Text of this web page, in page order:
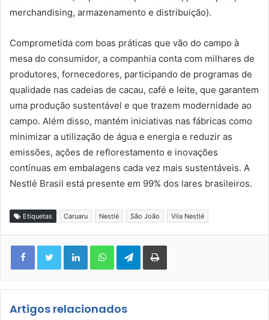
merchandising, armazenamento e distribuição).
Comprometida com boas práticas que vão do campo à
mesa do consumidor, a companhia conta com milhares de
produtores, fornecedores, participando de programas de
qualidade nas cadeias de cacau, café e leite, que garantem
uma produção sustentável e que trazem modernidade ao
campo. Além disso, mantém iniciativas nas fábricas como
minimizar a utilização de água e energia e reduzir as
emissões, ações de reflorestamento e inovações
contínuas em embalagens cada vez mais sustentáveis. A
Nestlé Brasil está presente em 99% dos lares brasileiros.
Etiquetas Caruaru Nestlé São João Vila Nestlé
FacebookTwitterLinkedinWhatsAppTelegramImprimir
Artigos relacionados